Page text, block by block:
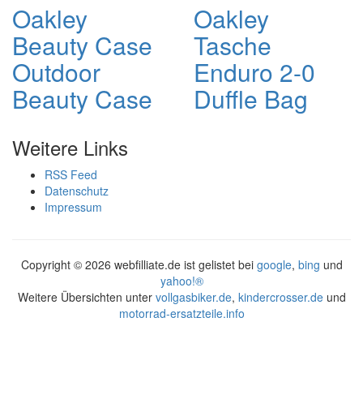
Oakley
Beauty Case
Outdoor
Beauty Case
Oakley
Tasche
Enduro 2-0
Duffle Bag
Weitere Links
RSS Feed
Datenschutz
Impressum
Copyright © 2026 webfilliate.de ist gelistet bei google, bing und
yahoo!®
Weitere Übersichten unter vollgasbiker.de, kindercrosser.de und
motorrad-ersatzteile.info